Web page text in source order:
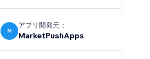
M
アプリ開発元：
MarketPushApps